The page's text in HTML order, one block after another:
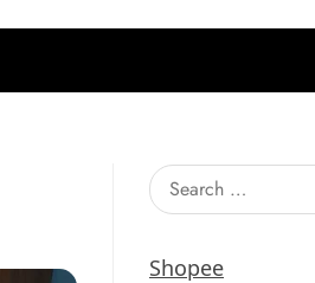
Search
for:
Shopee